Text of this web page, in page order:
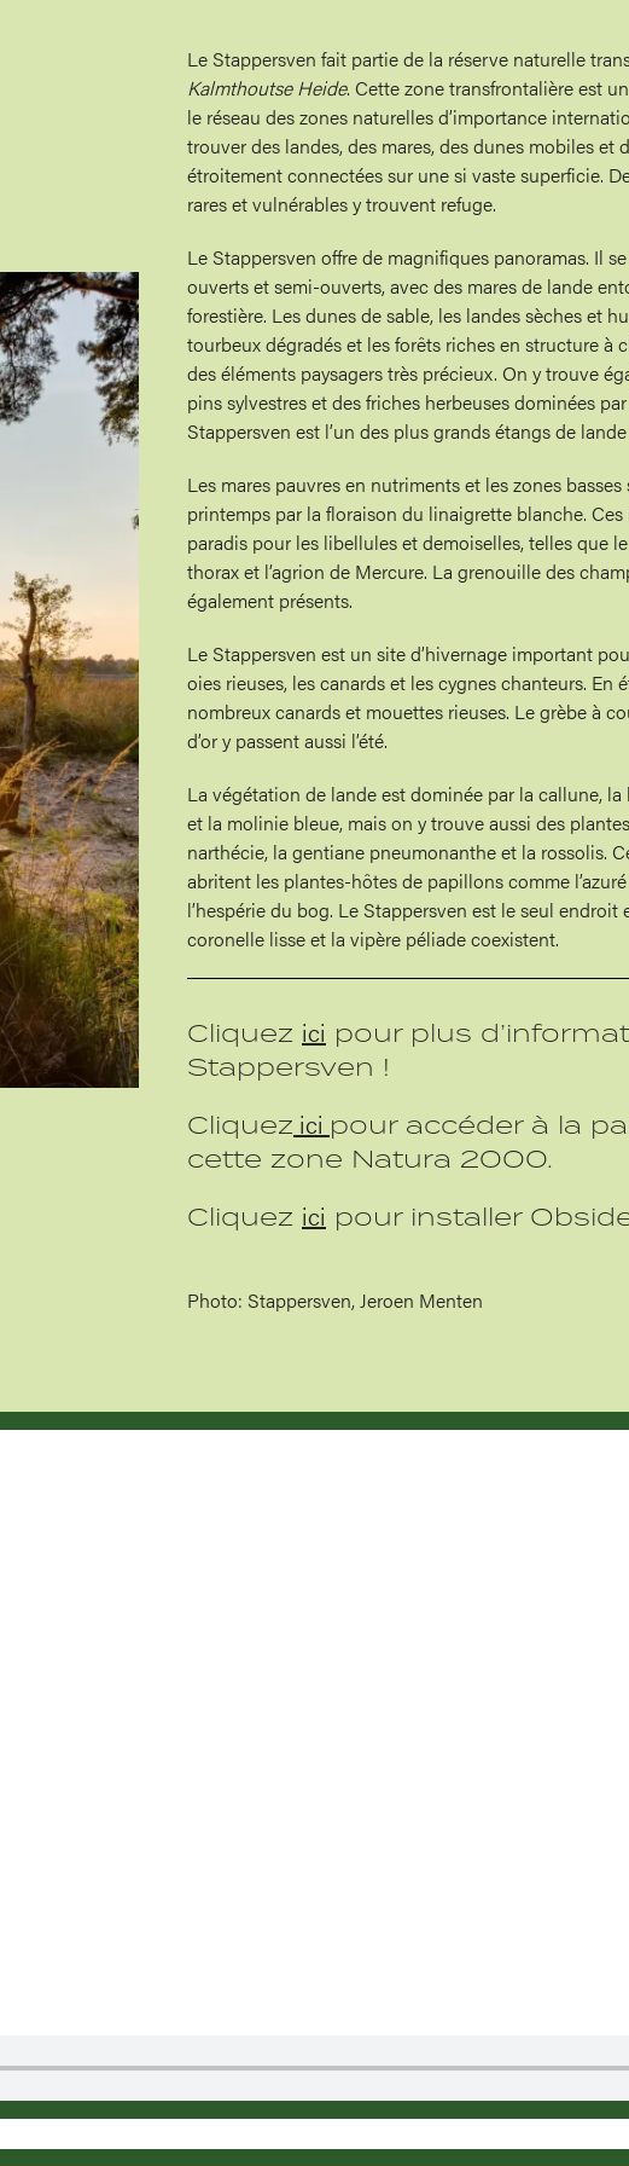
Le Stappersven fait partie de la réserve naturelle
Kalmthoutse Heide. Cette zone transfrontalière est
le réseau des zones naturelles d’importance
trouver des landes, des mares, des dunes mobiles et
étroitement connectées sur une si vaste superficie.
rares et vulnérables y trouvent refuge.
Le Stappersven offre de magnifiques panoramas. Il
ouverts et semi-ouverts, avec des mares de lande
forestière. Les dunes de sable, les landes sèches et
tourbeux dégradés et les forêts riches en structure à
des éléments paysagers très précieux. On y trouve
pins sylvestres et des friches herbeuses dominées
Stappersven est l’un des plus grands étangs de
Les mares pauvres en nutriments et les zones
printemps par la floraison du linaigrette blanche.
paradis pour les libellules et demoiselles, telles que
thorax et l’agrion de Mercure. La grenouille des
également présents.
Le Stappersven est un site d’hivernage important
oies rieuses, les canards et les cygnes chanteurs. En
nombreux canards et mouettes rieuses. Le grèbe à
d’or y passent aussi l’été.
La végétation de lande est dominée par la callune,
et la molinie bleue, mais on y trouve aussi des
narthécie, la gentiane pneumonanthe et la rossolis.
abritent les plantes-hôtes de papillons comme
l’hespérie du bog. Le Stappersven est le seul endroit
coronelle lisse et la vipère péliade coexistent.
Cliquez ici pour plus
Stappersven !
Cliquez ici pour accéder à la
cette zone Natura 2000.
Cliquez ici pour installer
Photo: Stappersven, Jeroen Menten